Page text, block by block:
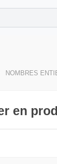
les maths
avec des
NOMBRES
en